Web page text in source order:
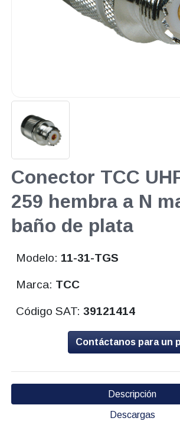
Conector TCC
259 hembra a N
baño de plata
Modelo: 11-31-TGS
Marca: TCC
Código SAT:39121414
Contáctanos para un
Descripción
Descargas